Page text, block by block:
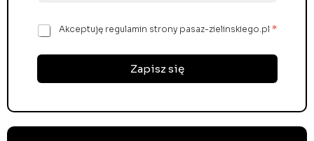
-
a
l
*
Z
o
a
O
Akceptuję regulamin strony pasaz-zielinskiego.pl *
Zapisz się